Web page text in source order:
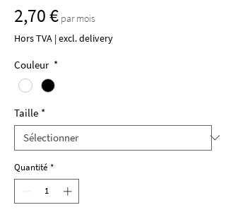
2,70 €Prix
par mois
Hors TVA |excl. delivery
Couleur *
Taille *
Quantité *